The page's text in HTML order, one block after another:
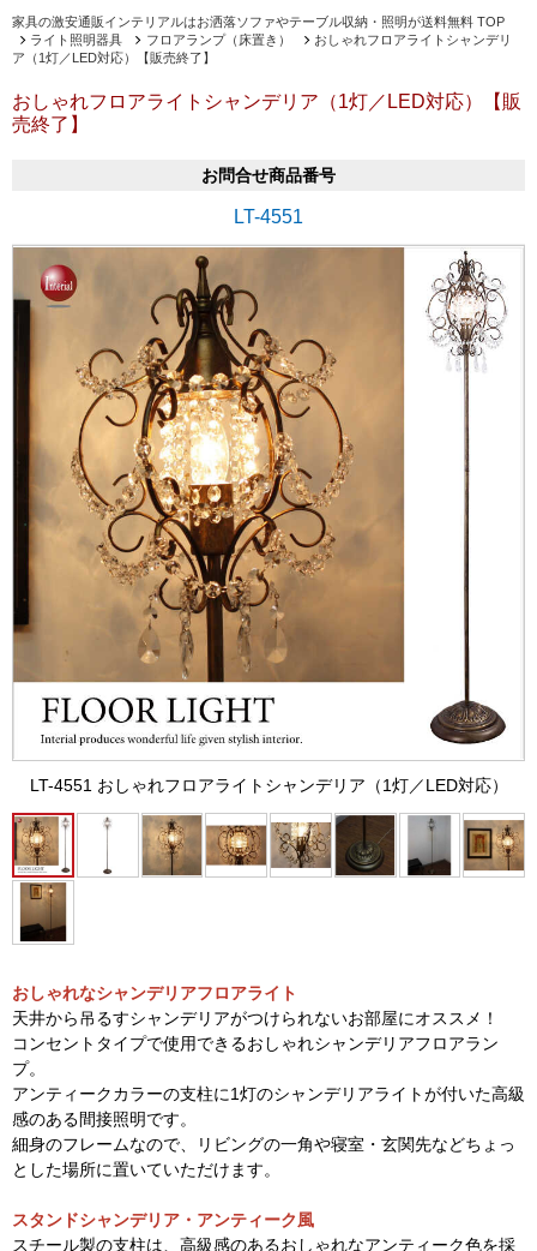
家具の激安通販インテリアルはお洒落ソファやテーブル収納・照明が送料無料 TOP
ライト照明器具
フロアランプ（床置き）
おしゃれフロアライトシャンデリ
ア（1灯／LED対応）【販売終了】
おしゃれフロアライトシャンデリア（1灯／LED対応）【販
売終了】
お問合せ商品番号
LT-4551
LT-4551 おしゃれフロアライトシャンデリア（1灯／LED対応）
おしゃれなシャンデリアフロアライト
天井から吊るすシャンデリアがつけられないお部屋にオススメ！
コンセントタイプで使用できるおしゃれシャンデリアフロアラン
プ。
アンティークカラーの支柱に1灯のシャンデリアライトが付いた高級
感のある間接照明です。
細身のフレームなので、リビングの一角や寝室・玄関先などちょっ
とした場所に置いていただけます。
スタンドシャンデリア・アンティーク風
スチール製の支柱は、高級感のあるおしゃれなアンティーク色を採